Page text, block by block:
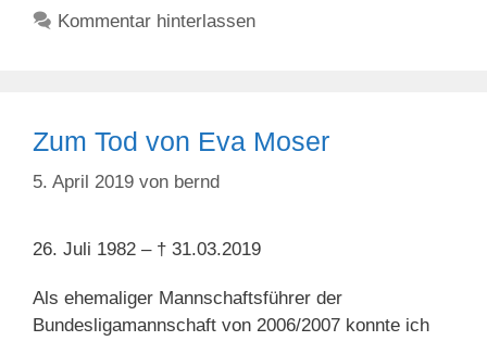
Kommentar hinterlassen
Zum Tod von Eva Moser
5. April 2019 von bernd
26. Juli 1982 – † 31.03.2019
Als ehemaliger Mannschaftsführer der
Bundesligamannschaft von 2006/2007 konnte ich